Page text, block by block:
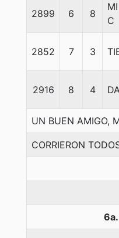
2899 6 8
C
2852 7 3
2916 8 4
UN BUEN AMIGO,
CORRIERON